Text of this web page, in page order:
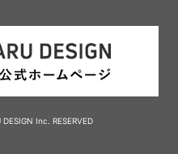
Inc. RESERVED